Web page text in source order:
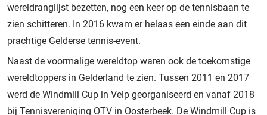
wereldranglijst bezetten, nog een keer op de tennisbaan te
zien schitteren. In 2016 kwam er helaas een einde aan dit
prachtige Gelderse tennis-event.
Naast de voormalige wereldtop waren ook de toekomstige
wereldtoppers in Gelderland te zien. Tussen 2011 en 2017
werd de Windmill Cup in Velp georganiseerd en vanaf 2018
bij Tennisvereniging OTV in Oosterbeek. De Windmill Cup is